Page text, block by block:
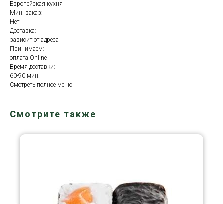
Европейская кухня
Мин. заказ:
Нет
Доставка:
зависит от адреса
Принимаем:
оплата Online
Время доставки:
60-90 мин.
Смотреть полное меню
Смотрите также